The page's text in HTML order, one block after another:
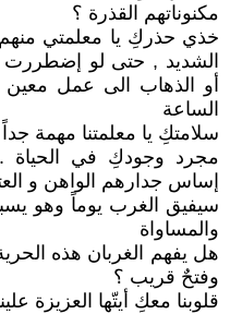
مكنوناتهم القذرة ؟
خذي حذركِ يا معلمتي
الشديد , حتى لو إضطررت
أو الذهاب الى عمل
الساعة
سلامتكِ يا معلمتنا مهمة جداً
مجرد وجودكِ في
إساس جدارهم الواهن و
سيفيق الغرب يوماً وهو
والمساواة
هل يفهم الغربان هذه
وفتحٌ قريب ؟
قلوبنا معكِ أيتّها العزيزة